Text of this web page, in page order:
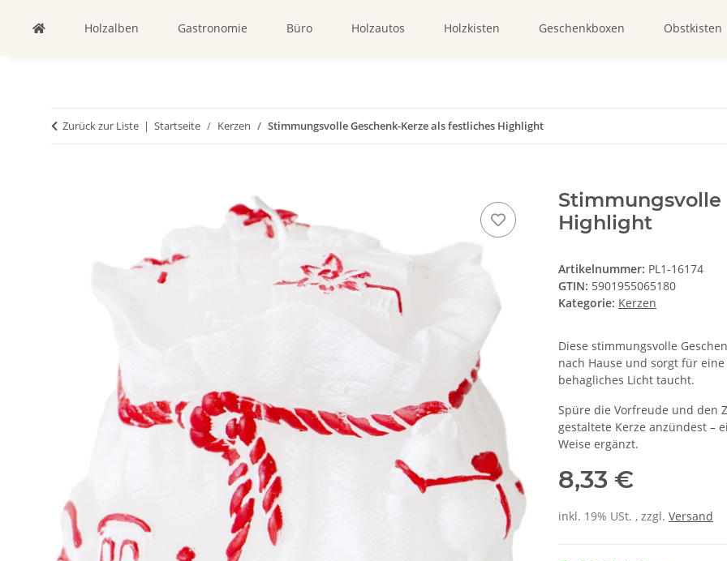
Holzalben Gastronomie Büro Holzautos Holzkisten Geschenkboxen Obstkisten
Zurück zur Liste Startseite Kerzen Stimmungsvolle Geschenk-Kerze als festliches Highlight
Stimmungsvolle
Highlight
Artikelnummer: PL1-16174
GTIN: 5901955065180
Kategorie: Kerzen
Diese stimmungsvolle
nach Hause und sorgt für
behagliches Licht taucht.
Spüre die Vorfreude und den
gestaltete Kerze anzündest –
Weise ergänzt.
8,33 €
inkl. 19% USt. , zzgl. Versand